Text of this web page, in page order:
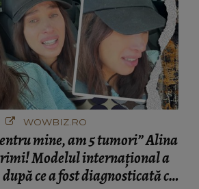
WOWBIZ.RO
mine, am 5 tumori” Alina
Modelul internațional a
ce a fost diagnosticată cu